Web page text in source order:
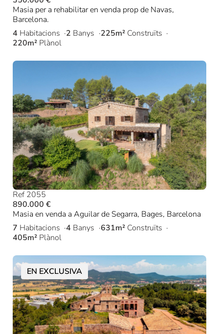
Masia per a rehabilitar en venda prop de Navas,
Barcelona.
4 Habitacions 2 Banys 225m² Construïts
220m² Plànol
Ref 2055
890.000 €
Masia en venda a Aguilar de Segarra, Bages, Barcelona
7 Habitacions 4 Banys 631m² Construïts
405m² Plànol
EN EXCLUSIVA